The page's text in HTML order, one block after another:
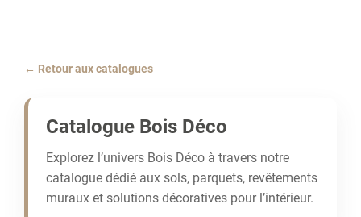
← Retour aux catalogues
Catalogue Bois Déco
Explorez l’univers Bois Déco à travers notre
catalogue dédié aux sols, parquets, revêtements
muraux et solutions décoratives pour l’intérieur.